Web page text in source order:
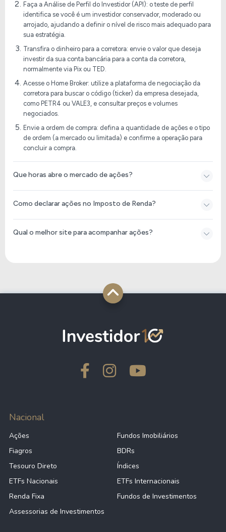
Faça a Análise de Perfil do Investidor (API): o teste de perfil
identifica se você é um investidor conservador, moderado ou
arrojado, ajudando a definir o nível de risco mais adequado para
sua estratégia.
Transfira o dinheiro para a corretora: envie o valor que deseja
investir da sua conta bancária para a conta da corretora,
normalmente via Pix ou TED.
Acesse o Home Broker: utilize a plataforma de negociação da
corretora para buscar o código (ticker) da empresa desejada,
como PETR4 ou VALE3, e consultar preços e volumes
negociados.
Envie a ordem de compra: defina a quantidade de ações e o tipo
de ordem (a mercado ou limitada) e confirme a operação para
concluir a compra.
Que horas abre o mercado de ações?
Como declarar ações no Imposto de Renda​?
Qual o melhor site para acompanhar ações?
Nacional
Ações
Fundos Imobiliários
Fiagros
BDRs
Tesouro Direto
Índices
ETFs Nacionais
ETFs Internacionais
Renda Fixa
Fundos de Investimentos
Assessorias de Investimentos